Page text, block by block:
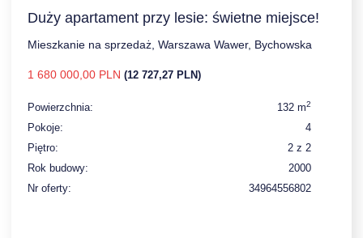
Duży apartament przy lesie: świetne miejsce!
Mieszkanie na sprzedaż, Warszawa Wawer, Bychowska
1 680 000,00 PLN (12 727,27 PLN)
Powierzchnia: 132 m2
Pokoje:
4
Piętro:
2 z 2
Rok budowy:
2000
Nr oferty:
34964556802